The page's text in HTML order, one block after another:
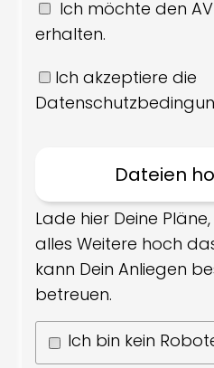
Ich möchte den
erhalten.
Ich akzeptiere die
Lade hier Deine
alles Weitere hoch
kann Dein Anliegen
betreuen.
Ich bin kein